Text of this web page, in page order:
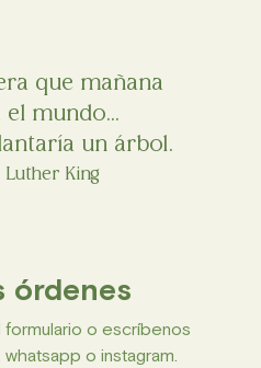
que mañana
el mundo...
un árbol.
King
órdenes
formulario o escríbenos
o instagram.